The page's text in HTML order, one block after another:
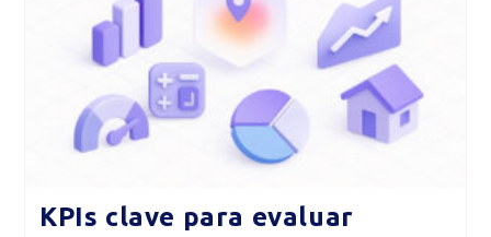
KPIs clave para evaluar